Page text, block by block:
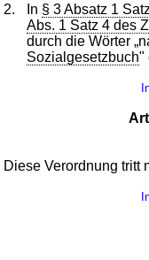
2. In § 3 Absatz 1
Abs. 1 Satz 4 des
durch die Wörter
Sozialgesetzbuch"
Diese Verordnung tritt